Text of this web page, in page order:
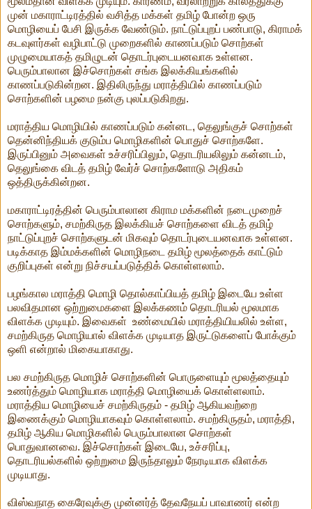
முன் மகாராட்டிரத்தில் வசித்த மக்கள் தமிழ் போன்ற ஒரு
மொழியைப் பேசி இருக்க வேண்டும். நாட்டுப்புறப் பண்பாடு, கிராமக்
கடவுளர்கள் வழிபாட்டு முறைகளில் காணப்படும் சொற்கள்
முழுமையாகத் தமிழுடன் தொடர்புடையனவாக உள்ளன.
பெரும்பாலான இச்சொற்கள் சங்க இலக்கியங்களில்
காணப்படுகின்றன. இதிலிருந்து மராத்தியில் காணப்படும்
சொற்களின் பழமை நன்கு புலப்படுகிறது.
மராத்திய மொழியில் காணப்படும் கன்னட, தெலுங்குச் சொற்கள்
தென்னிந்தியக் குடும்ப மொழிகளின் பொதுச் சொற்களே.
இருப்பினும் அவைகள் உச்சரிப்பிலும், தொடரியலிலும் கன்னடம்,
தெலுங்கை விடத் தமிழ் வேர்ச் சொற்களோடு அதிகம்
ஒத்திருக்கின்றன.
மகாராட்டிரத்தின் பெரும்பாலான கிராம மக்களின் நடைமுறைச்
சொற்களும், சமற்கிருத இலக்கியச் சொற்களை விடத் தமிழ்
நாட்டுப்புறச் சொற்களுடன் மிகவும் தொடர்புடையனவாக உள்ளன.
படிக்காத இம்மக்களின் மொழிநடை தமிழ் மூலத்தைக் காட்டும்
குறிப்புகள் என்று நிச்சயப்படுத்திக் கொள்ளலாம்.
பழங்கால மராத்தி மொழி தொல்காப்பியத் தமிழ் இடையே உள்ள
பலவிதமான ஒற்றுமைகளை இலக்கணம் தொடரியல் மூலமாக
விளக்க முடியும். இவைகள் உண்மையில் மராத்தியியலில் உள்ள,
சமற்கிருத மொழியால் விளக்க முடியாத இருட்டுகளைப் போக்கும்
ஒளி என்றால் மிகையாகாது.
பல சமற்கிருத மொழிச் சொற்களின் பொருளையும் மூலத்தையும்
உணர்த்தும் மொழியாக மராத்தி மொழியைக் கொள்ளலாம்.
மராத்திய மொழியைச் சமற்கிருதம் - தமிழ் ஆகியவற்றை
இணைக்கும் மொழியாகவும் கொள்ளலாம். சமற்கிருதம், மராத்தி,
தமிழ் ஆகிய மொழிகளில் பெரும்பாலான சொற்கள்
பொதுவானவை. இச்சொற்கள் இடையே, உச்சரிப்பு,
தொடரியல்களில் ஒற்றுமை இருந்தாலும் நேரடியாக விளக்க
முடியாது.
விஸ்வநாத கைரேவுக்கு முன்னர்த் தேவநேயப் பாவாணர் என்ற